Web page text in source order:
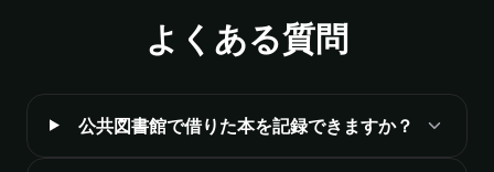
よくある質問
公共図書館で借りた本を記録できますか？